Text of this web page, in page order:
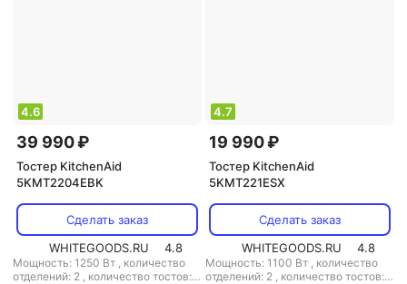
4.6
39 990 ₽
Тостер KitchenAid
5KMT2204EBK
Сделать заказ
WHITEGOODS.RU
4.8
Мощность: 1250 Вт , количество
отделений: 2 , количество тостов: 2
4.7
19 990 ₽
Тостер KitchenAid
5KMT221ESX
Сделать заказ
WHITEGOODS.RU
4.8
Мощность: 1100 Вт , количество
отделений: 2 , количество тостов: 2